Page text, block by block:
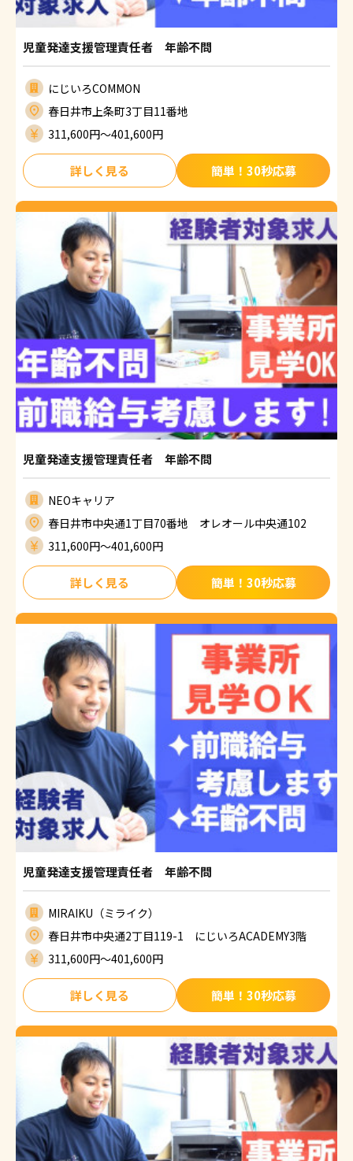
児童発達支援管理責任者 年齢不問
にじいろCOMMON
春日井市上条町3丁目11番地
311,600円〜401,600円
詳しく見る 簡単！30秒応募
児童発達支援管理責任者 年齢不問
NEOキャリア
春日井市中央通1丁目70番地 オレオール中央通102
311,600円〜401,600円
詳しく見る 簡単！30秒応募
児童発達支援管理責任者 年齢不問
MIRAIKU（ミライク）
春日井市中央通2丁目119-1 にじいろACADEMY3階
311,600円〜401,600円
詳しく見る 簡単！30秒応募